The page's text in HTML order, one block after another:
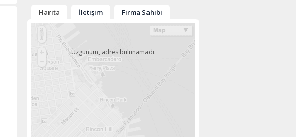
Harita İletişim Firma Sahibi
Üzgünüm, adres bulunamadı.